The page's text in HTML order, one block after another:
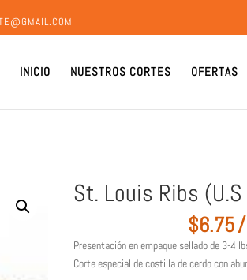
INICIO NUESTROS CORTES OFERTAS
St. Louis Ribs
$6.75
Presentación en empaque sellado de 3-4
Corte especial de costilla de cerdo con